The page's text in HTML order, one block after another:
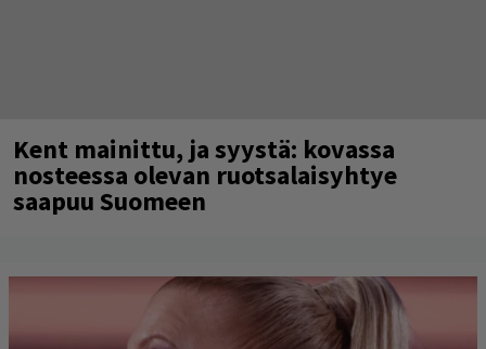
Kent mainittu, ja syystä: kovassa
nosteessa olevan ruotsalaisyhtye
saapuu Suomeen